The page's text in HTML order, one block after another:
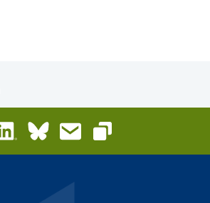
LinkedInBlueskyE-Mail
Link kopieren